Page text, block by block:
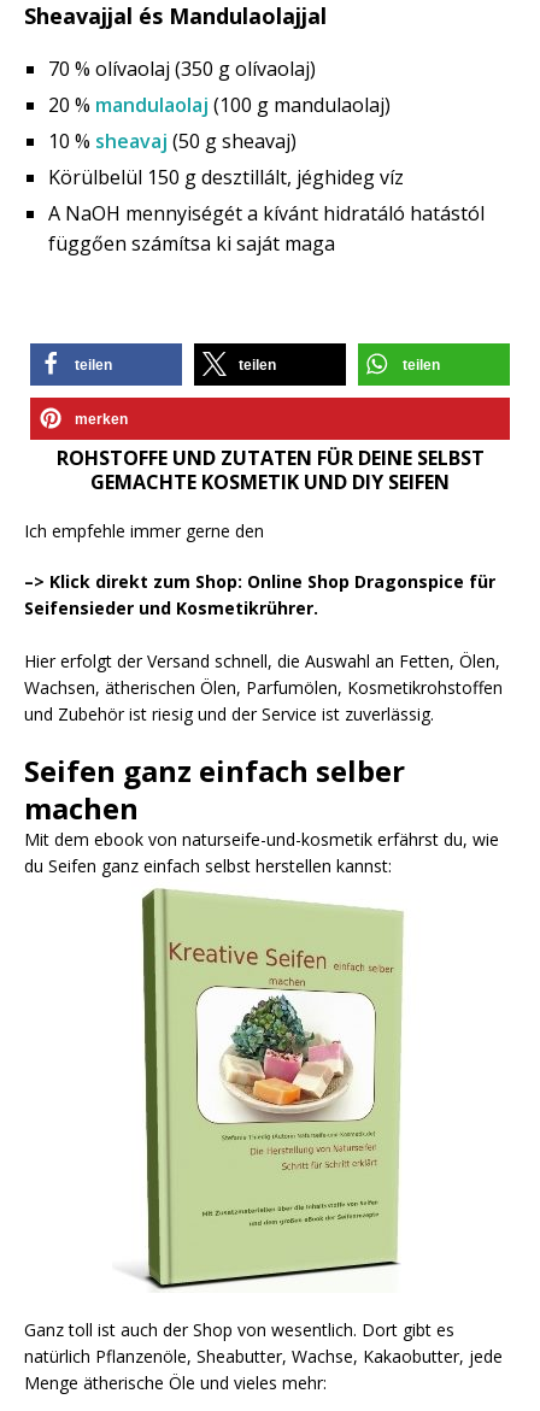
Sheavajjal és Mandulaolajjal
70 % olívaolaj (350 g olívaolaj)
20 % mandulaolaj (100 g mandulaolaj)
10 % sheavaj (50 g sheavaj)
Körülbelül 150 g desztillált, jéghideg víz
A NaOH mennyiségét a kívánt hidratáló hatástól
függően számítsa ki saját maga
teilen teilen teilen
merken
ROHSTOFFE UND ZUTATEN FÜR DEINE SELBST
GEMACHTE KOSMETIK UND DIY SEIFEN
Ich empfehle immer gerne den
–> Klick direkt zum Shop: Online Shop Dragonspice für
Seifensieder und Kosmetikrührer.
Hier erfolgt der Versand schnell, die Auswahl an Fetten, Ölen,
Wachsen, ätherischen Ölen, Parfumölen, Kosmetikrohstoffen
und Zubehör ist riesig und der Service ist zuverlässig.
Seifen ganz einfach selber
machen
Mit dem ebook von naturseife-und-kosmetik erfährst du, wie
du Seifen ganz einfach selbst herstellen kannst:
Ganz toll ist auch der Shop von wesentlich. Dort gibt es
natürlich Pflanzenöle, Sheabutter, Wachse, Kakaobutter, jede
Menge ätherische Öle und vieles mehr: